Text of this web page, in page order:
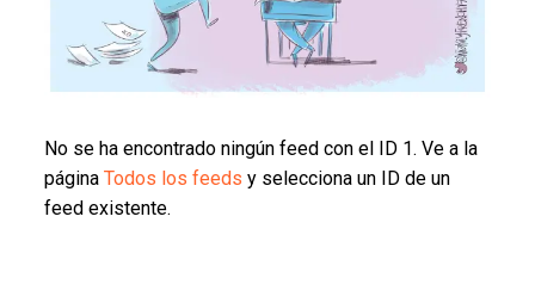
No se ha encontrado ningún feed con el ID 1. Ve a la
página Todos los feeds y selecciona un ID de un
feed existente.